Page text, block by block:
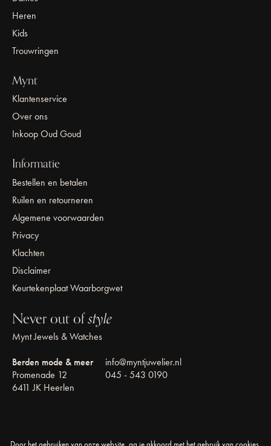
Heren
Kids
Trouwringen
Mynt
Klantenservice
Over ons
Inkoop Oud Goud
Informatie
Bestellen en betalen
Ruilen en retourneren
Algemene voorwaarden
Privacy
Klachten
Disclaimer
Keurtekenplaat Waarborgwet
Never out ofstyle
Mynt Jewels & Watches
Berden mode & meer
Promenade 12
6411 JK Heerlen
info@myntjuwelier.nl
045 - 543 0190
Door het gebruiken van onze website, ga je akkoord met het gebruik van cookies